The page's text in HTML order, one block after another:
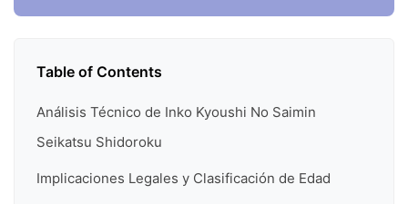
Table of Contents
Análisis Técnico de Inko Kyoushi No Saimin
Seikatsu Shidoroku
Implicaciones Legales y Clasificación de Edad